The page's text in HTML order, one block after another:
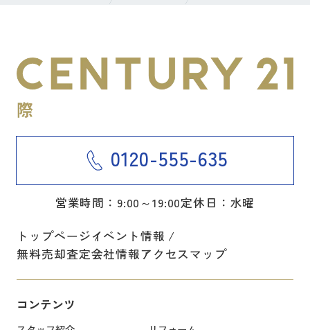
0120-555-635
営業時間：9:00～19:00定休日：水曜
トップページイベント情報
無料売却査定会社情報アクセスマップ
コンテンツ